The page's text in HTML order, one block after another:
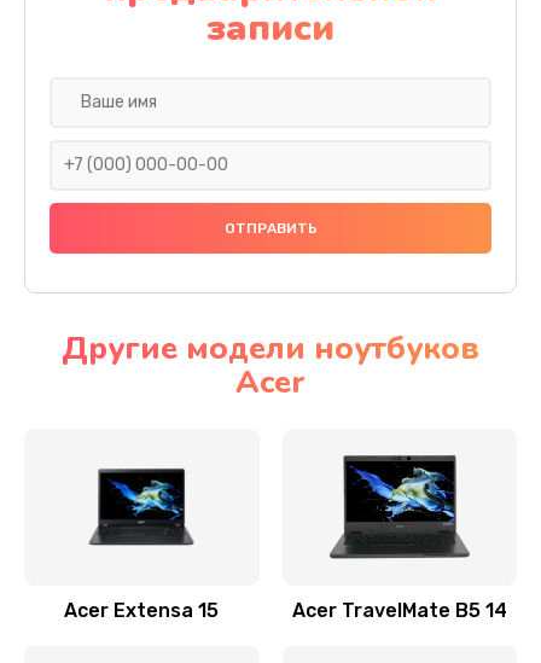
Заказать
Ремонт подсветки
Настройка BIOS
Замена видеочипа
Заказать
записи
Другие модели ноутбуков
Acer
Acer Extensa 15 Acer TravelMate B5 14